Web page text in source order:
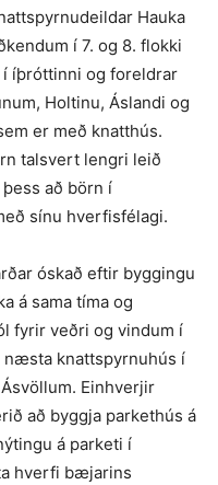
Hauka
í 7. og 8. flokki
íþróttinni og foreldrar
Holtinu, Áslandi og
er með knatthús.
talsvert lengri leið
að börn í
sínu hverfisfélagi.
óskað eftir bygg­ingu
á sama tíma og
fyrir veðri og vindum í
næsta knatt­spyrnuhús í
Einhverjir
að byggja parkethús á
á parketi í
hverfi bæjarins